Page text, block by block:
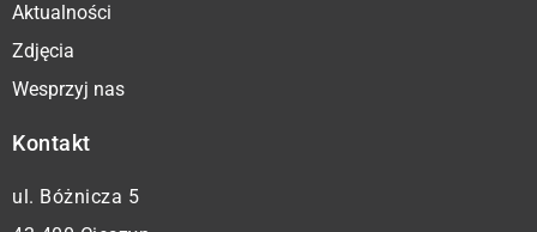
Aktualności
Zdjęcia
Wesprzyj nas
Kontakt
ul. Bóżnicza 5